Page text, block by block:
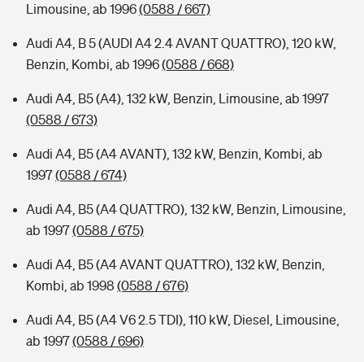
Limousine, ab 1996(0588 / 667)
Audi A4, B 5 (AUDI A4 2.4 AVANT QUATTRO), 120 kW,
Benzin, Kombi, ab 1996(0588 / 668)
Audi A4, B5 (A4), 132 kW, Benzin, Limousine, ab 1997
(0588 / 673)
Audi A4, B5 (A4 AVANT), 132 kW, Benzin, Kombi, ab
1997(0588 / 674)
Audi A4, B5 (A4 QUATTRO), 132 kW, Benzin, Limousine,
ab 1997(0588 / 675)
Audi A4, B5 (A4 AVANT QUATTRO), 132 kW, Benzin,
Kombi, ab 1998 (0588 / 676)
Audi A4, B5 (A4 V6 2.5 TDI), 110 kW, Diesel, Limousine,
ab 1997(0588 / 696)